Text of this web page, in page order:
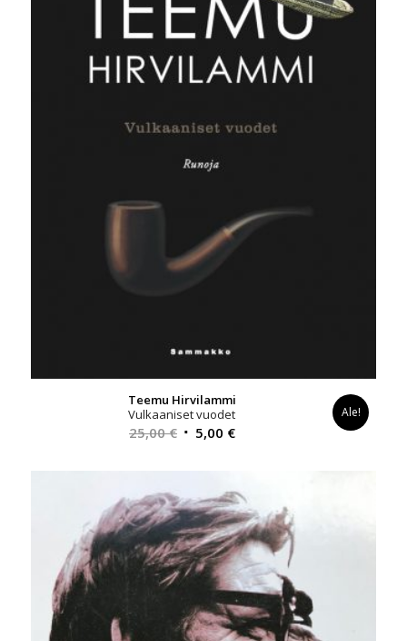
Teemu Hirvilammi
Vulkaaniset vuodet
25,00€ Alkuperäinen
25,00 €.
5,00 €Nykyinen
5,00 €.
Ale!